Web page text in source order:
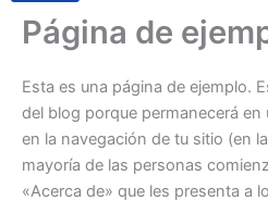
Página de
Esta es una página de ejemplo.
del blog porque permanecerá en
en la navegación de tu sitio (en
mayoría de las personas
«Acerca de» que les presenta a